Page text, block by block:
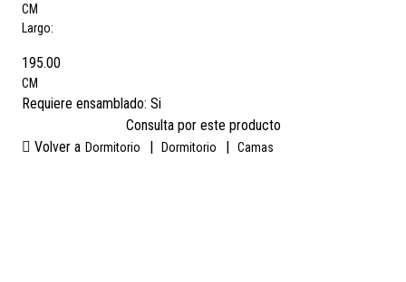
CM
Largo:
195.00
CM
Requiere ensamblado: Si
Consulta por este producto
Volver a Dormitorio | Dormitorio | Camas